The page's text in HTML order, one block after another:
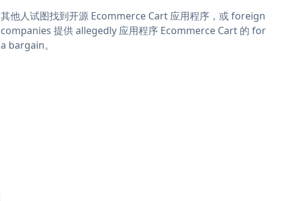
其他人试图找到开源 Ecommerce Cart 应用程序，或 foreign
companies 提供 allegedly 应用程序 Ecommerce Cart 的 for
a bargain。